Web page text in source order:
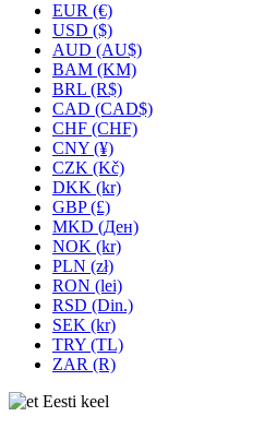
EUR (€)
USD ($)
AUD (AU$)
BAM (KM)
BRL (R$)
CAD (CAD$)
CHF (CHF)
CNY (¥)
CZK (Kč)
DKK (kr)
GBP (£)
MKD (Ден)
NOK (kr)
PLN (zł)
RON (lei)
RSD (Din.)
SEK (kr)
TRY (TL)
ZAR (R)
Eesti keel